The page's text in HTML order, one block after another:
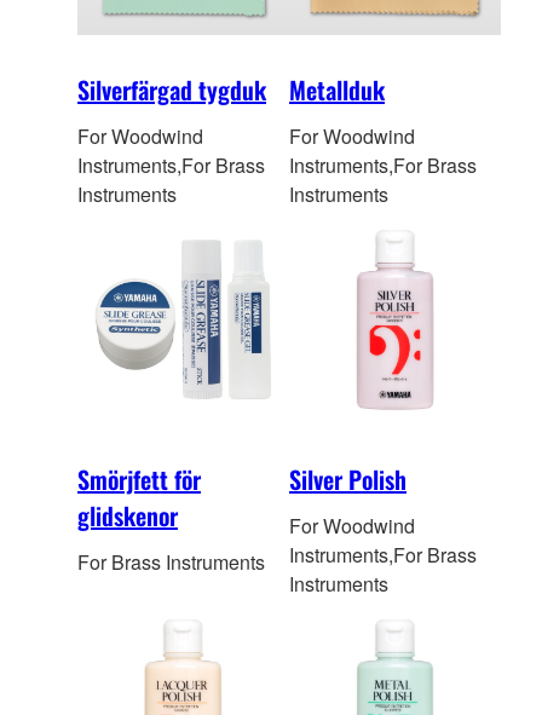
Silverfärgad tygduk
For Woodwind
Instruments,For Brass
Instruments
Metallduk
For Woodwind
Instruments,For Brass
Instruments
Smörjfett för
glidskenor
For Brass Instruments
Silver Polish
For Woodwind
Instruments,For Brass
Instruments